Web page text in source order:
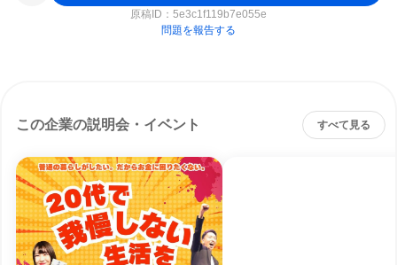
原稿ID： 5e3c1f119b7e055e
問題を報告する
この企業の説明会・イベント すべて見る